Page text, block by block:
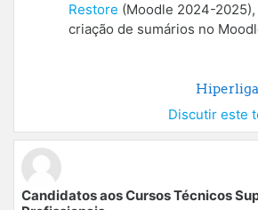
Restore (Moodle 2024-
criação de sumários no
Discutir este
Candidatos aos Cursos Técnicos